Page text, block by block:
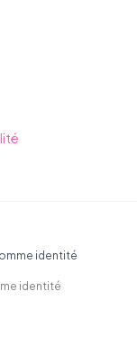
identité
identité